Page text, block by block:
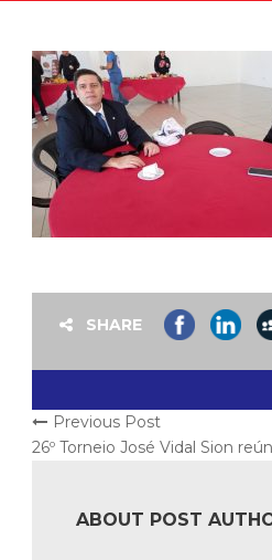
SHARE
Previous Post
26º Torneio José Vidal Sion
ABOUT POST